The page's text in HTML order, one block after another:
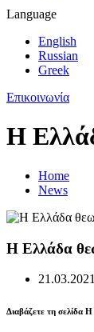
Language
English
Russian
Greek
Επικοινωνία
Η
Home
News
Η Ελλάδα
21.03.2021
Διαβάζετε τη σελίδα